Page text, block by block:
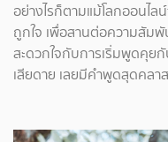
อย่างไรก็ตามแม้โลกออนไ
ถูกใจ เพื่อสานต่อความสัม
สะดวกใจกับการเริ่มพูดคุย
เสียดาย เลยมีคำพูดสุดคลา